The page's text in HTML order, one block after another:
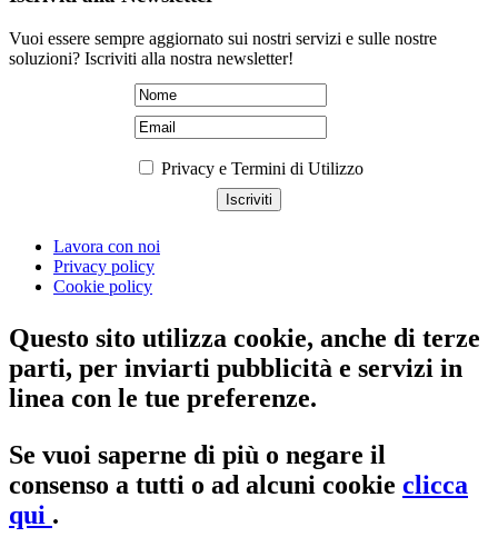
Vuoi essere sempre aggiornato sui nostri servizi e sulle nostre
soluzioni? Iscriviti alla nostra newsletter!
Privacy e Termini di Utilizzo
Lavora con noi
Privacy policy
Cookie policy
Questo sito utilizza cookie, anche di terze
parti, per inviarti pubblicità e servizi in
linea con le tue preferenze.
Se vuoi saperne di più o negare il
consenso a tutti o ad alcuni cookie clicca
qui .